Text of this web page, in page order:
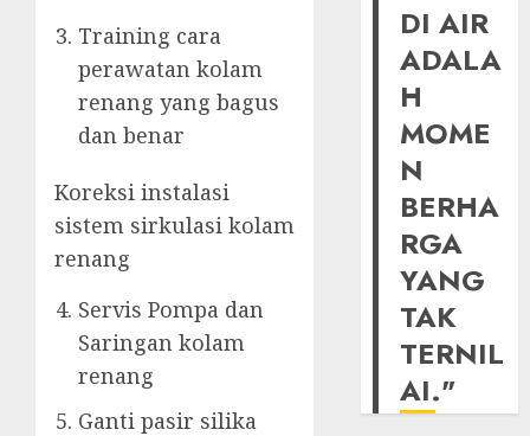
Training cara
perawatan kolam
renang yang bagus
dan benar
Koreksi instalasi
sistem sirkulasi kolam
renang
Servis Pompa dan
Saringan kolam
renang
Ganti pasir silika
DI AIR
ADALA
H
MOME
N
BERHA
RGA
YANG
TAK
TERNIL
AI."